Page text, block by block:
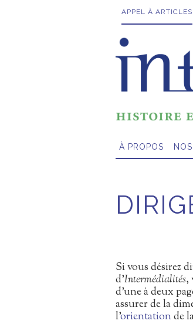
APPEL À ARTICLES
À PROPOS
Si vous désirez
d’Intermédialités,
d’une à deux
assurer de la
l’orientationde